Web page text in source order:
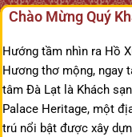
Chào Mừng Quý
Hướng tầm nhìn ra Hồ
Hương thơ mộng, ngay
tâm Đà Lạt là Khách
Palace Heritage, một
trú nổi bật được xây